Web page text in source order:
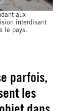
aux
interdisant
le pays.
parfois,
les